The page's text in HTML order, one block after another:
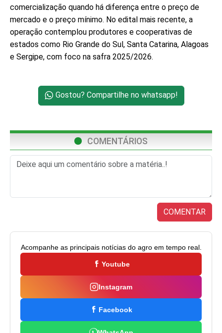
comercialização quando há diferença entre o preço de
mercado e o preço mínimo. No edital mais recente, a
operação contemplou produtores e cooperativas de
estados como Rio Grande do Sul, Santa Catarina, Alagoas
e Sergipe, com foco na safra 2025/2026.
Gostou? Compartilhe no whatsapp!
COMENTÁRIOS
COMENTAR
Acompanhe as principais notícias do agro em tempo real.
Youtube
Instagram
Facebook